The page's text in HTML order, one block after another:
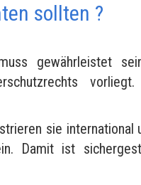
sollten ?
gewährleistet
sie international
Damit ist